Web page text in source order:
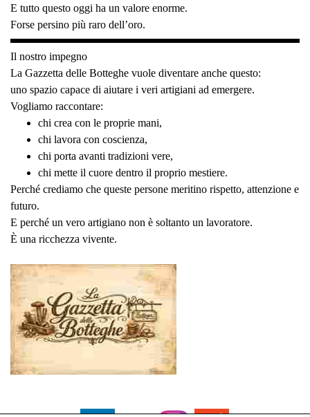
E tutto questo oggi ha un valore enorme.
Forse persino più raro dell’oro.
Il nostro impegno
La Gazzetta delle Botteghe vuole diventare anche questo:
uno spazio capace di aiutare i veri artigiani ad emergere.
Vogliamo raccontare:
chi crea con le proprie mani,
chi lavora con coscienza,
chi porta avanti tradizioni vere,
chi mette il cuore dentro il proprio mestiere.
Perché crediamo che queste persone meritino rispetto, attenzione e
futuro.
E perché un vero artigiano non è soltanto un lavoratore.
È una ricchezza vivente.